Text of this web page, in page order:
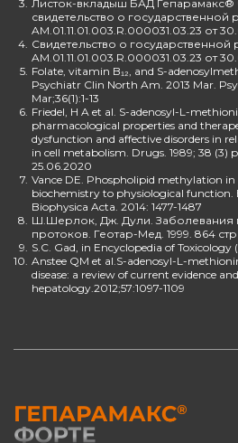
3. Листок-вкладыш БАД Гепарамакс®
свидетельство о
AM.01.11.01.003.R.000031.03.23 от
4. Свидетельство о
AM.01.11.01.003.R.000031.03.23 от
5. Folate, vitamin B₁₂, and S-
Psychiatr Clin North Am. 2013 Mar.
Mar;36(1):1-13
6. Friedel, H A et al. S-adenosyl-L-
pharmacological properties and
dysfunction and affective disorders in
in cell metabolism. Drugs. 1989; 38 (3)
25.06.2020
7. Vance DE. Phospholipid methylation
biochemistry to physiological
Biophysica Acta. 2014: 1477-1487
8. Ш.Шерлок, Дж. Дули. Заболевания
протоков. Геотар-Мед. 1999. 864 стр
9. S.C. Gad, in Encyclopedia of
10. Anstee QM et al.S-adenosyl-L-
disease: a review of current evidence
hepatology.2012;57:1097-1109